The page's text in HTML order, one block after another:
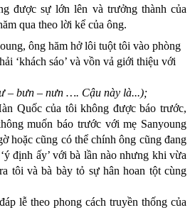
được sự lớn lên và trưởng thành của
qua theo lời kể của ông.
ông hăm hở lôi tuột tôi vào phòng
‘khách sáo’ và vồn vả giới thiệu với
– bưn – nưn …. Cậu này là...);
Quốc của tôi không được báo trước,
muốn báo trước với mẹ Sanyoung
hoặc cũng có thể chính ông cũng đang
định ấy’ với bà lần nào nhưng khi vừa
tôi và bà bày tỏ sự hân hoan tột cùng
lễ theo phong cách truyền thống của